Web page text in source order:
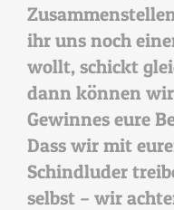
ihr uns noch
wollt, schickt
dann können
Gewinnes eure
Dass wir mit
Schindluder
selbst – wir